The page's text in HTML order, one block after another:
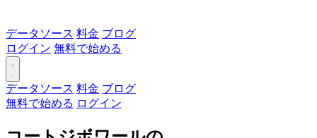
データソース 料金 ブログ
ログイン 無料で始める
データソース 料金 ブログ
無料で始める ログイン